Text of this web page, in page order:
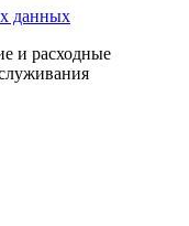
данных
и расходные